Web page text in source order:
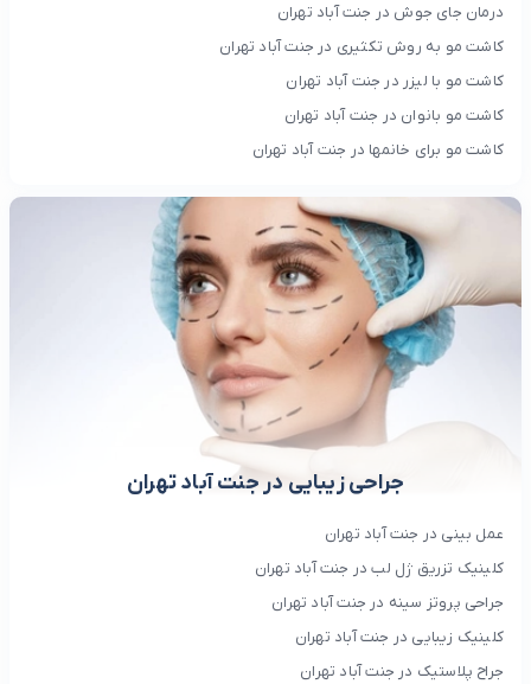
درمان جای جوش در جنت آباد تهران
کاشت مو به روش تکثیری در جنت آباد تهران
کاشت مو با لیزر در جنت آباد تهران
کاشت مو بانوان در جنت آباد تهران
کاشت مو برای خانمها در جنت آباد تهران
جراحی زیبایی در جنت آباد تهران
عمل بینی در جنت آباد تهران
کلینیک تزریق ژل لب در جنت آباد تهران
جراحی پروتز سینه در جنت آباد تهران
کلینیک زیبایی در جنت آباد تهران
جراح پلاستیک در جنت آباد تهران